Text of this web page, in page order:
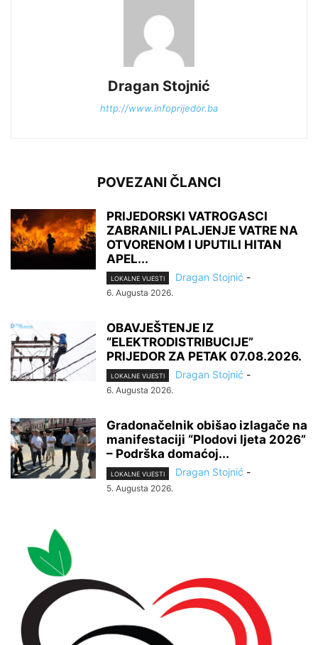
Dragan Stojnić
http://www.infoprijedor.ba
POVEZANI ČLANCI
PRIJEDORSKI VATROGASCI
ZABRANILI PALJENJE VATRE NA
OTVORENOM I UPUTILI HITAN
APEL...
LOKALNE VIJESTI Dragan Stojnić -
6. Augusta 2026.
OBAVJEŠTENJE IZ
“ELEKTRODISTRIBUCIJE”
PRIJEDOR ZA PETAK 07.08.2026.
LOKALNE VIJESTI Dragan Stojnić -
6. Augusta 2026.
Gradonačelnik obišao izlagače na
manifestaciji “Plodovi ljeta 2026”
– Podrška domaćoj...
LOKALNE VIJESTI Dragan Stojnić -
5. Augusta 2026.